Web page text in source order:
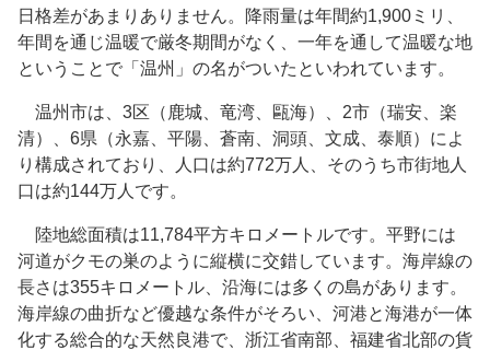
日格差があまりありません。降雨量は年間約1,900ミリ、
年間を通じ温暖で厳冬期間がなく、一年を通して温暖な地
ということで「温州」の名がついたといわれています。
温州市は、3区（鹿城、竜湾、甌海）、2市（瑞安、楽
清）、6県（永嘉、平陽、蒼南、洞頭、文成、泰順）によ
り構成されており、人口は約772万人、そのうち市街地人
口は約144万人です。
陸地総面積は11,784平方キロメートルです。平野には
河道がクモの巣のように縦横に交錯しています。海岸線の
長さは355キロメートル、沿海には多くの島があります。
海岸線の曲折など優越な条件がそろい、河港と海港が一体
化する総合的な天然良港で、浙江省南部、福建省北部の貨